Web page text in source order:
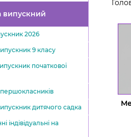
випускний
2026
9 класу
початкової
дитячого садка
індівідуальні на